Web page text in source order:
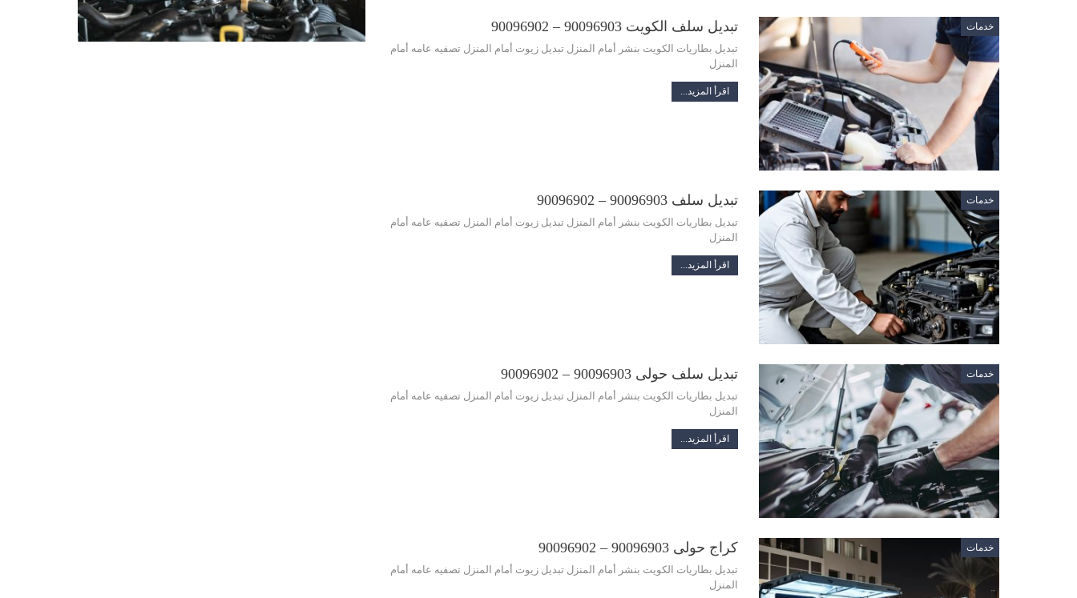
خدمات تبديل سلف الكويت 90096903 – 90096902
تبديل بطاريات الكويت بنشر أمام المنزل تبديل زيوت أمام المنزل تصفيه عامه أمام
المنزل
اقرأ المزيد...
خدمات تبديل سلف 90096903 – 90096902
تبديل بطاريات الكويت بنشر أمام المنزل تبديل زيوت أمام المنزل تصفيه عامه أمام
المنزل
اقرأ المزيد...
خدمات تبديل سلف حولى 90096903 – 90096902
تبديل بطاريات الكويت بنشر أمام المنزل تبديل زيوت أمام المنزل تصفيه عامه أمام
المنزل
اقرأ المزيد...
خدمات كراج حولى 90096903 – 90096902
تبديل بطاريات الكويت بنشر أمام المنزل تبديل زيوت أمام المنزل تصفيه عامه أمام
المنزل